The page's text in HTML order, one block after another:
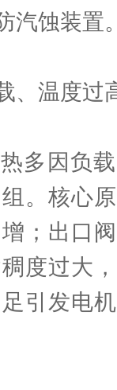
汽蚀装置
温度过
因负载
。核心
；出口
度过大
引发电